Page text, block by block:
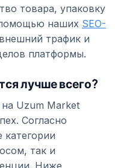
товара, упаковку
наших SEO-
трафик и
платформы.
лучше всего?
Uzum Market
Согласно
так и
Ниже